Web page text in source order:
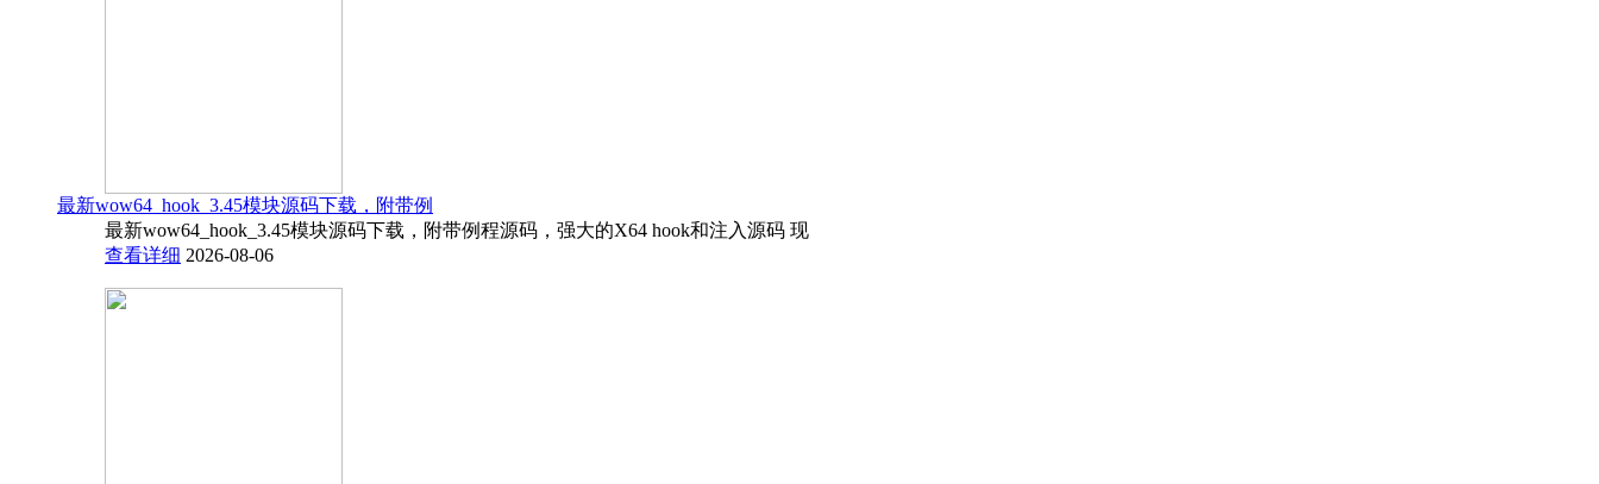
最新wow64_hook_3.45模块源码下载，附带例
最新wow64_hook_3.45模块源码下载，附带例程源码，强大的X64 hook和注入源码 现
查看详细 2026-08-06